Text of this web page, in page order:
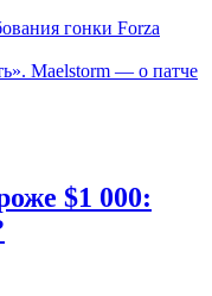
гонки Forza
Maelstorm — о патче
$1 000: